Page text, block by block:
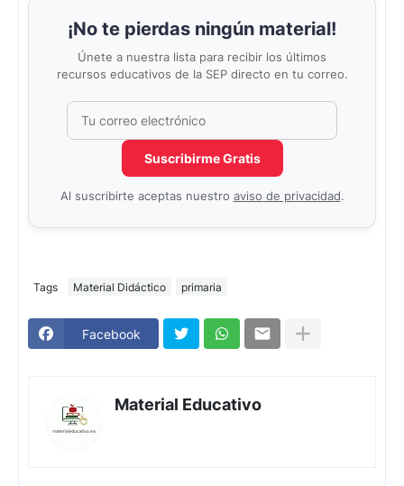
¡No te pierdas ningún material!
Únete a nuestra lista para recibir los últimos
recursos educativos de la SEP directo en tu correo.
No completar este campo
Suscribirme Gratis
Al suscribirte aceptas nuestro aviso de privacidad.
Tags Material Didáctico primaria
Facebook
Material Educativo